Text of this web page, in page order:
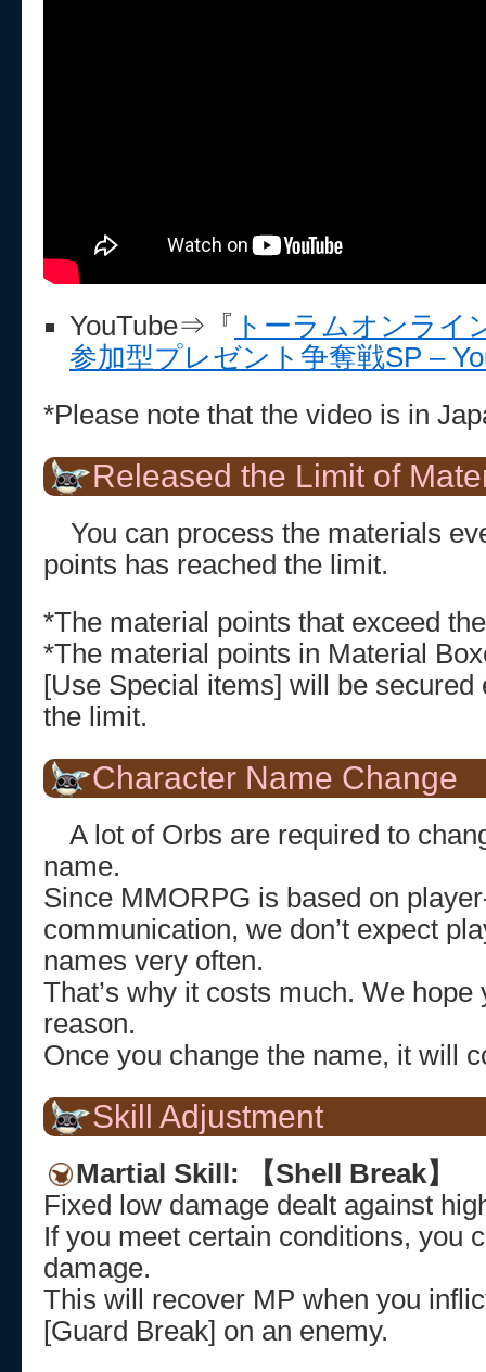
YouTube⇒『 トーラムオンライ
参加型プレゼント争奪戦SP –
*Please note that the video is in
Released the Limit of
You can process the materials
points has reached the limit.
*The material points that exceed
*The material points in Material
[Use Special items] will be secured
the limit.
Character Name Change
A lot of Orbs are required to
name.
Since MMORPG is based on
communication, we don’t expect
names very often.
That’s why it costs much. We hope
reason.
Once you change the name, it will
Skill Adjustment
Martial Skill: 【Shell Break】
Fixed low damage dealt against
If you meet certain conditions, you
damage.
This will recover MP when you
[Guard Break] on an enemy.